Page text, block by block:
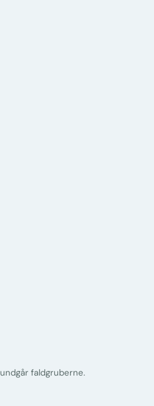
faldgruberne.